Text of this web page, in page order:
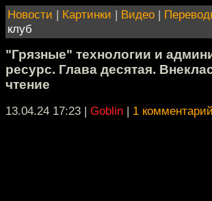
Новости | Картинки | Видео |
клуб
"Грязные" технологии и
ресурс. Глава десятая.
чтение
13.04.24 17:23 | Goblin | 1 комментарий